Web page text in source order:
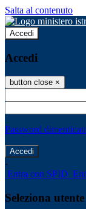
Salta al contenuto
Accedi
Accedi
button close ×
Password
-
Entra con SPID
Seleziona utente